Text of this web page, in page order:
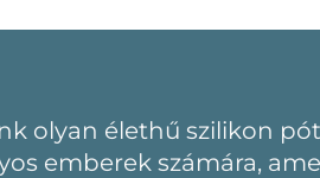
olyan élethű szilikon
emberek számára,